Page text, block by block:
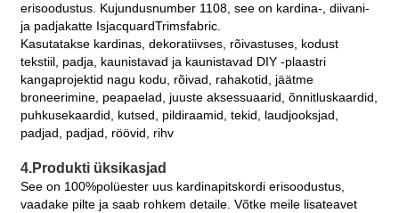
erisoodustus. Kujundusnumber 1108, see on kardina-, diivani-
ja padjakatte IsjacquardTrimsfabric.
Kasutatakse kardinas, dekoratiivses, rõivastuses, kodust
tekstiil, padja, kaunistavad ja kaunistavad DIY -plaastri
kangaprojektid nagu kodu, rõivad, rahakotid, jäätme
broneerimine, peapaelad, juuste aksessuaarid, õnnitluskaardid,
puhkusekaardid, kutsed, pildiraamid, tekid, laudjooksjad,
padjad, padjad, röövid, rihv
4.Produkti üksikasjad
See on 100%polüester uus kardinapitskordi erisoodustus,
vaadake pilte ja saab rohkem detaile. Võtke meile lisateavet